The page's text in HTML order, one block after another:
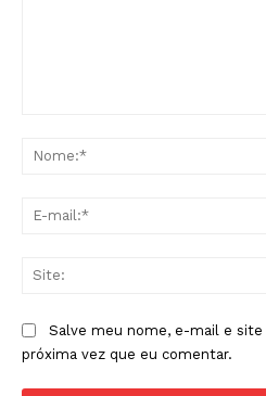
Salve meu nome, e-mail e site
próxima vez que eu comentar.